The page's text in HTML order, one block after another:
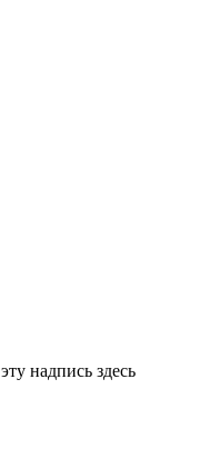
надпись здесь